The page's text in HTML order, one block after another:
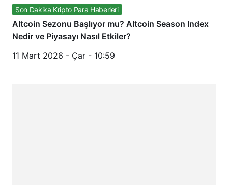
Son Dakika Kripto Para Haberleri
Altcoin Sezonu Başlıyor mu? Altcoin Season Index
Nedir ve Piyasayı Nasıl Etkiler?
11 Mart 2026 - Çar - 10:59